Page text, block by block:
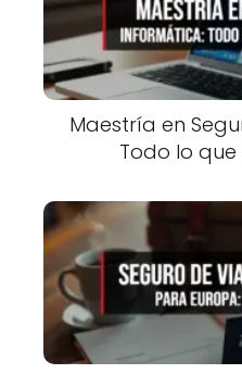
Maestría en
Todo lo